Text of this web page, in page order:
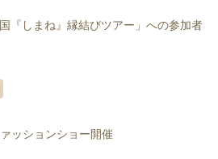
『しまね』縁結びツアー」への参加者
ッションショー開催